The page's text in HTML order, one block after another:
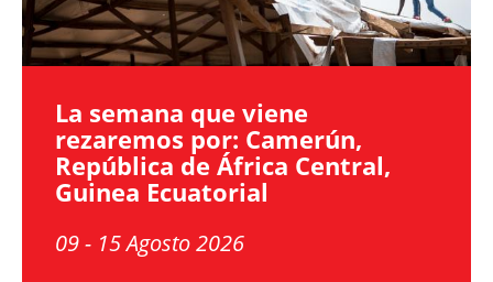
La semana que viene
rezaremos por: Camerún,
República de África Central,
Guinea Ecuatorial
09 - 15 Agosto 2026